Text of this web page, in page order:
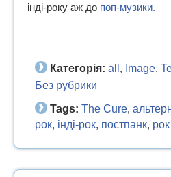
інді-року аж до поп-музики.
Категорія: all, Image,
Без рубрики
Tags: The Cure,
рок, інді-рок, постпанк, рок